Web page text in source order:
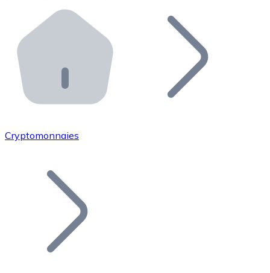
Distributeurs automatiques Bitnovo
Intégrez un ATM Bitnovo dans votre entreprise et
API Bitnovo
Intégrez notre API dans votre écosystème.
Rejoignez notre réseau de distributeurs et
Ajoutez le token de votre projet à notre service
Cryptomonnaies